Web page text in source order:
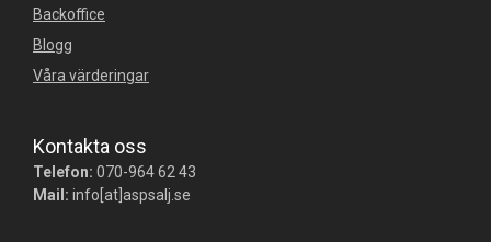
Backoffice
Blogg
Våra värderingar
Kontakta oss
Telefon: 070-964 62 43
Mail: info[at]aspsalj.se